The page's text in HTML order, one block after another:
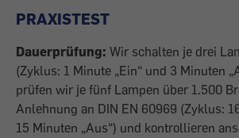
PRAXISTEST
Dauerprüfung: Wir schalten je drei
(Zyklus: 1 Minute „Ein“ und 3 Minuten
prüfen wir je fünf Lampen über 1.500
Anlehnung an DIN EN 60969 (Zyklus:
15 Minuten „Aus“) und kontrollieren